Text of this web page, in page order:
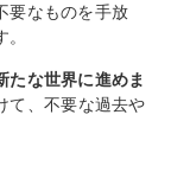
要なものを手放
たな世界に進めま
て、不要な過去や